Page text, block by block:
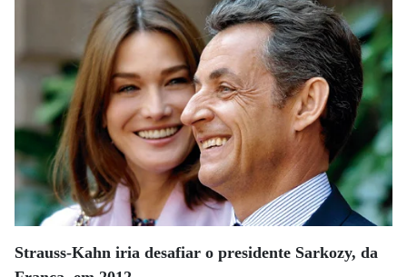
Strauss-Kahn iria desafiar o presidente Sarkozy, da